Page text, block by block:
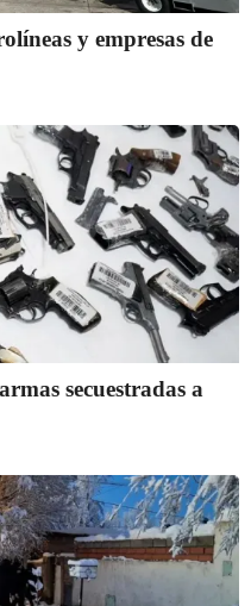
y empresas de
secuestradas a